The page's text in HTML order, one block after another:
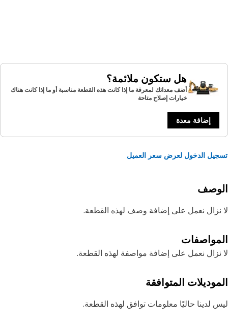
هل ستكون ملائمة؟
أضف معداتك لمعرفة ما إذا كانت هذه القطعة مناسبة أو ما إذا كانت هناك
خيارات إصلاح متاحة
إضافة معدة
الدخول لعرض سعر العميل
نزال نعمل على إضافة وصف لهذه القطعة.
نعمل على إضافة مواصفة لهذه القطعة.
المتوافقة
لدينا حاليًا معلومات توافق لهذه القطعة.